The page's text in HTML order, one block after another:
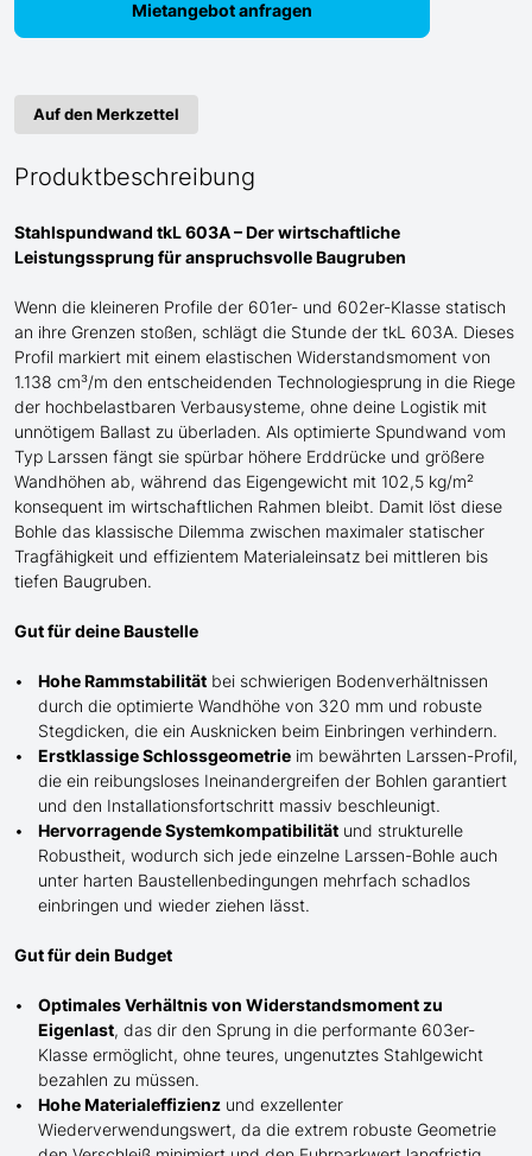
Mietangebot anfragen
Auf den Merkzettel
Produktbeschreibung
Stahlspundwand tkL 603A – Der wirtschaftliche
Leistungssprung für anspruchsvolle Baugruben
Wenn die kleineren Profile der 601er- und 602er-Klasse statisch
an ihre Grenzen stoßen, schlägt die Stunde der tkL 603A. Dieses
Profil markiert mit einem elastischen Widerstandsmoment von
1.138 cm³/m den entscheidenden Technologiesprung in die Riege
der hochbelastbaren Verbausysteme, ohne deine Logistik mit
unnötigem Ballast zu überladen. Als optimierte Spundwand vom
Typ Larssen fängt sie spürbar höhere Erddrücke und größere
Wandhöhen ab, während das Eigengewicht mit 102,5 kg/m²
konsequent im wirtschaftlichen Rahmen bleibt. Damit löst diese
Bohle das klassische Dilemma zwischen maximaler statischer
Tragfähigkeit und effizientem Materialeinsatz bei mittleren bis
tiefen Baugruben.
Gut für deine Baustelle
Hohe Rammstabilität bei schwierigen Bodenverhältnissen
durch die optimierte Wandhöhe von 320 mm und robuste
Stegdicken, die ein Ausknicken beim Einbringen verhindern.
Erstklassige Schlossgeometrie im bewährten Larssen-Profil,
die ein reibungsloses Ineinandergreifen der Bohlen garantiert
und den Installationsfortschritt massiv beschleunigt.
Hervorragende Systemkompatibilität und strukturelle
Robustheit, wodurch sich jede einzelne Larssen-Bohle auch
unter harten Baustellenbedingungen mehrfach schadlos
einbringen und wieder ziehen lässt.
Gut für dein Budget
Optimales Verhältnis von Widerstandsmoment zu
Eigenlast, das dir den Sprung in die performante 603er-
Klasse ermöglicht, ohne teures, ungenutztes Stahlgewicht
bezahlen zu müssen.
Hohe Materialeffizienz und exzellenter
Wiederverwendungswert, da die extrem robuste Geometrie